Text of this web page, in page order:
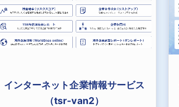
インターネット企業情報サービス
（tsr-van2）